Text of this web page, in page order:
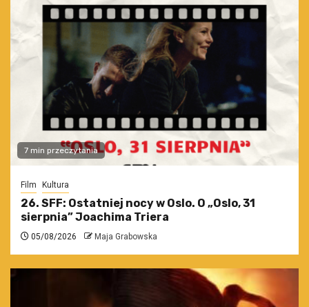
7 min przeczytania
Film Kultura
26. SFF: Ostatniej nocy w Oslo. O „Oslo, 31
sierpnia” Joachima Triera
05/08/2026 Maja Grabowska